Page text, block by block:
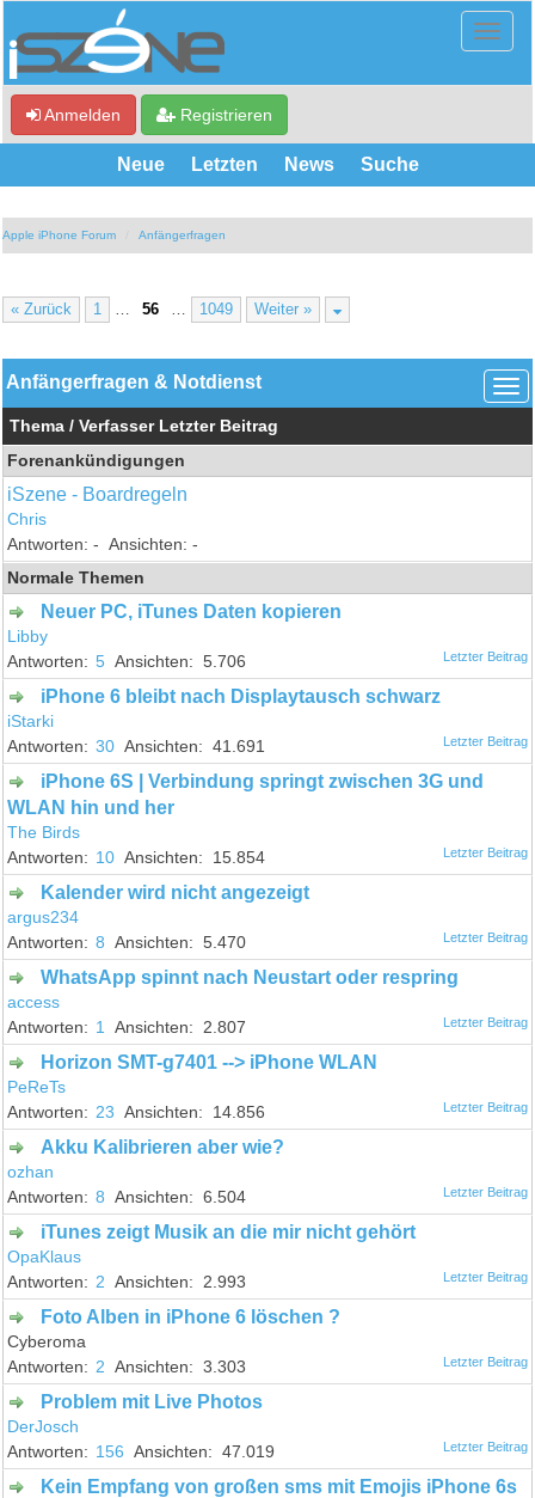
Anmelden Registrieren
Neue Letzten News Suche
Apple iPhone Forum Anfängerfragen
« Zurück 1 56 1049 Weiter »
Anfängerfragen & Notdienst
Thema /Verfasser Letzter Beitrag
Forenankündigungen
iSzene - Boardregeln
Chris
-
-
Normale Themen
Neuer PC, iTunes Daten kopieren
Libby
5
5.706
iPhone 6 bleibt nach Displaytausch schwarz
iStarki
30
41.691
iPhone 6S | Verbindung springt zwischen 3G und
WLAN hin und her
The Birds
10
15.854
Kalender wird nicht angezeigt
argus234
8
5.470
WhatsApp spinnt nach Neustart oder respring
access
1
2.807
Horizon SMT-g7401 --> iPhone WLAN
PeReTs
23
14.856
Akku Kalibrieren aber wie?
ozhan
8
6.504
iTunes zeigt Musik an die mir nicht gehört
OpaKlaus
2
2.993
Foto Alben in iPhone 6 löschen ?
Cyberoma
2
3.303
Problem mit Live Photos
DerJosch
156
47.019
Kein Empfang von großen sms mit Emojis iPhone 6s